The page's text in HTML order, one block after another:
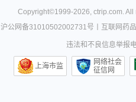
Copyright©1999-2026,ctrip.com.
沪公网备31010502002731号
互联网药
违法和不良信息举报
上海市监
网络社会
征信网